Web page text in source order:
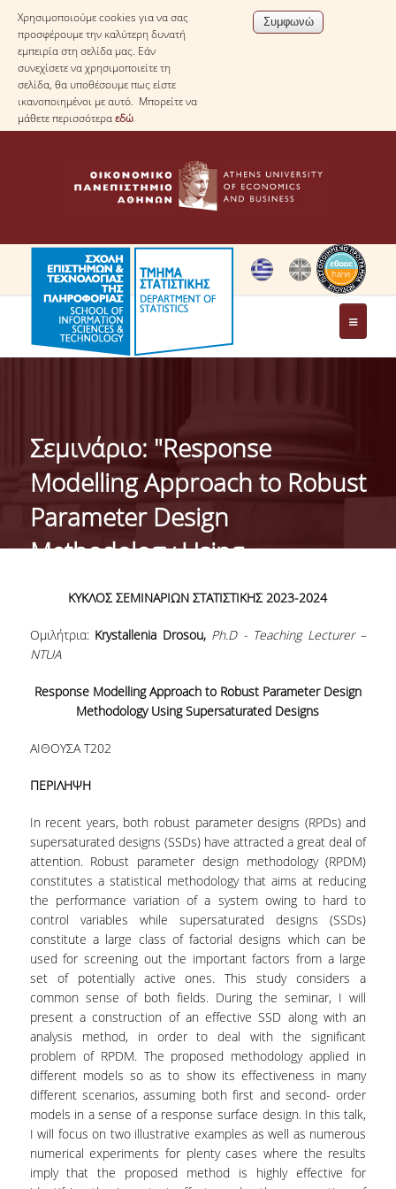
Χρησιμοποιούμε cookies για να σας
προσφέρουμε την καλύτερη δυνατή
εμπειρία στη σελίδα μας. Εάν
συνεχίσετε να χρησιμοποιείτε τη
σελίδα, θα υποθέσουμε πως είστε
ικανοποιημένοι με αυτό. Μπορείτε να
μάθετε περισσότεραεδώ
ΤΟ ΤΜΗΜΑ
ΔΙΟΙΚΗΣΗ ΤΟΥ ΤΜΗΜΑΤΟΣ
ΣΥΝΕΛΕΥΣΗ ΤΜΗΜΑΤΟΣ
ΔΙΑΚΡΙΣΕΙΣ ΤΟΥ ΤΜΗΜΑΤΟΣ
ΔΡΑΣΕΙΣ
ΕΡΓΑΣΤΗΡΙΑ
ΕΡΓΑΣΤΗΡΙΟ ΕΦΑΡΜΟΣΜΕΝΗΣ ΣΤΑΤΙΣΤΙΚΗΣ,
ΕΡΓΑΣΤΗΡΙΟ ΥΠΟΛΟΓΙΣΤΙΚΗΣ ΚΑΙ
ΜΠΕΫΖΙΑΝΗΣ ΣΤΑΤΙΣΤΙΚΗΣ
ΕΡΓΑΣΤΗΡΙΟ ΣΤΟΧΑΣΤΙΚΗΣ
ΜΟΝΤΕΛΟΠΟΙΗΣΗΣ ΚΑΙ ΕΦΑΡΜΟΓΩΝ
ΥΠΗΡΕΣΙΑ ΣΥΜΒΟΥΛΟΥ ΨΥΧΙΚΗΣ ΥΓΕΙΑΣ
CALENDARS
EVENT CALENDAR
CALENDAR ΕΡΓΑΣΤΗΡΙΟΥ ΑΝΤΩΝΙΑΔΟΥ
SOCIAL MEDIA
ΣΧΟΛΗ ΕΠΙΣΤΗΜΩΝ ΚΑΙ ΤΕΧΝΟΛΟΓΙΑΣ ΤΗΣ
ΠΛΗΡΟΦΟΡΙΑΣ
Σεμινάριο: "Response
Modelling Approach to Robust
Parameter Design
Methodology Using
Supersaturated Designs"
ΚΥΚΛΟΣ ΣΕΜΙΝΑΡΙΩΝ ΣΤΑΤΙΣΤΙΚΗΣ 2023-2024
Ομιλήτρια: Krystallenia Drosou, Ph.D - Teaching Lecturer –
NTUA
Response Modelling Approach to Robust Parameter Design
Methodology Using Supersaturated Designs
ΑΙΘΟΥΣΑ T202
ΠΕΡΙΛΗΨΗ
In recent years, both robust parameter designs (RPDs) and
supersaturated designs (SSDs) have attracted a great deal of
attention. Robust parameter design methodology (RPDM)
constitutes a statistical methodology that aims at reducing
the performance variation of a system owing to hard to
control variables while supersaturated designs (SSDs)
constitute a large class of factorial designs which can be
used for screening out the important factors from a large
set of potentially active ones. This study considers a
common sense of both fields. During the seminar, I will
present a construction of an effective SSD along with an
analysis method, in order to deal with the significant
problem of RPDM. The proposed methodology applied in
different models so as to show its effectiveness in many
different scenarios, assuming both first and second- order
models in a sense of a response surface design. In this talk,
I will focus on two illustrative examples as well as numerous
numerical experiments for plenty cases where the results
imply that the proposed method is highly effective for